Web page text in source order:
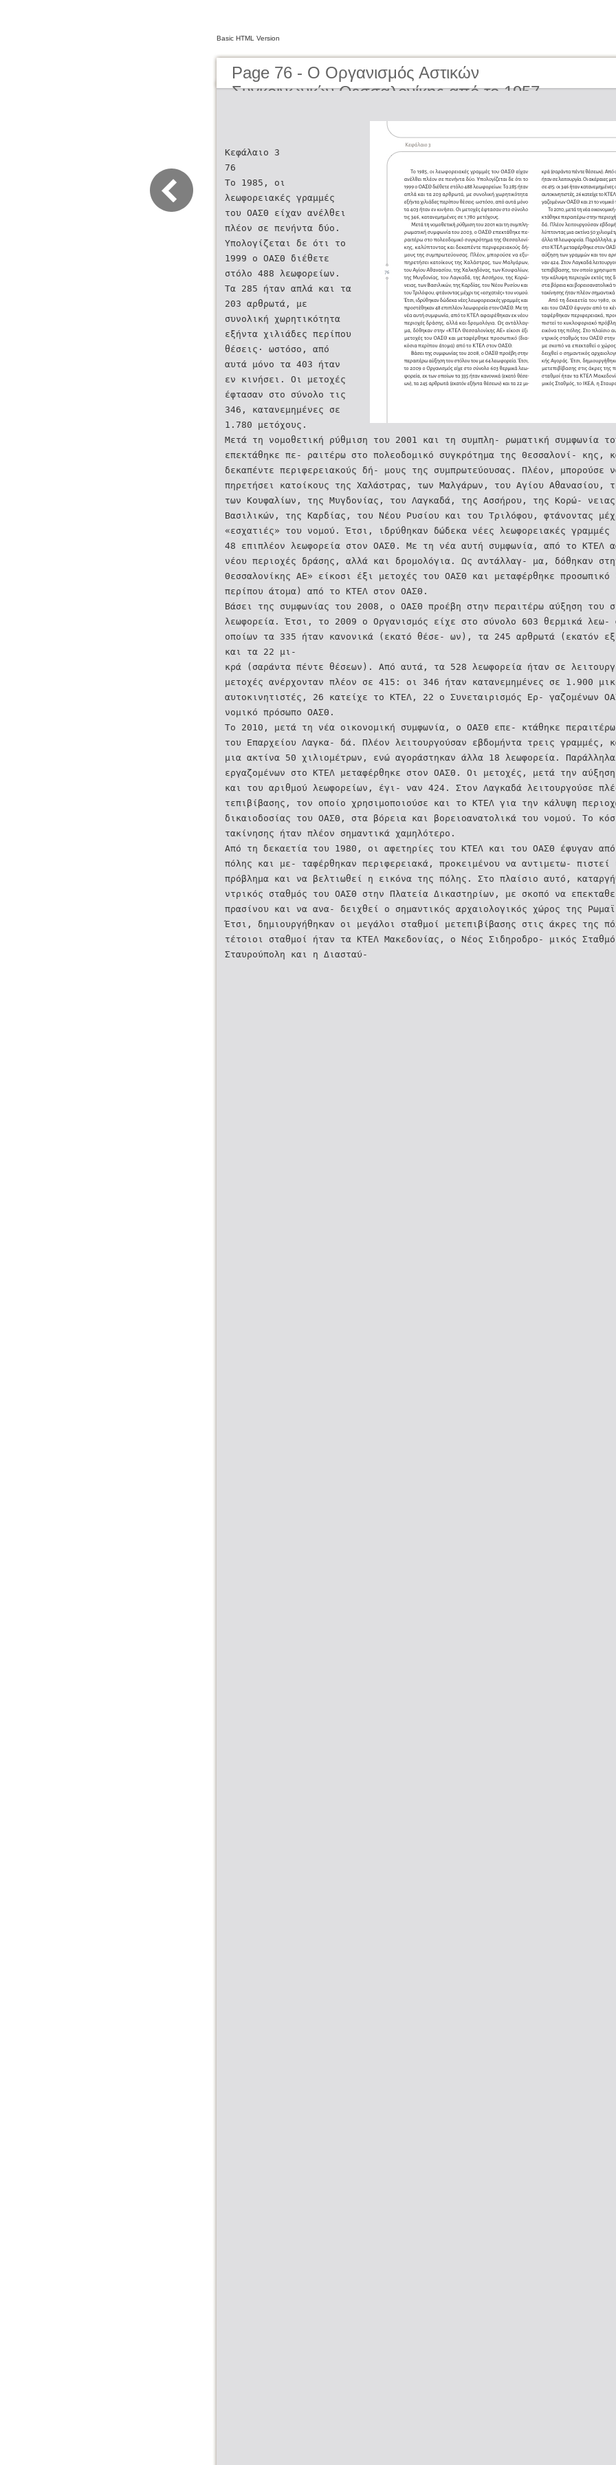
Basic HTML Version
Page 76 - O Οργανισμός Αστικών
Συγκοινωνιών Θεσσαλονίκης από το 1957
Transportation of Thessaloniki from 1957 to the
present day
Κεφάλαιο 3
76
Το 1985, οι
λεωφορειακές γραμμές
του ΟΑΣΘ είχαν ανέλθει
πλέον σε πενήντα δύο.
Υπολογίζεται δε ότι το
1999 ο ΟΑΣΘ διέθετε
στόλο 488 λεωφορείων.
Τα 285 ήταν απλά και τα
203 αρθρωτά, με
συνολική χωρητικότητα
εξήντα χιλιάδες περίπου
θέσεις· ωστόσο, από
αυτά μόνο τα 403 ήταν
εν κινήσει. Οι μετοχές
έφτασαν στο σύνολο τις
346, κατανεμημένες σε
1.780 μετόχους.
Μετά τη νομοθετική ρύθμιση του 2001 και τη συμπλη- ρωματική συμφωνία
επεκτάθηκε πε- ραιτέρω στο πολεοδομικό συγκρότημα της Θεσσαλονί- κης,
δεκαπέντε περιφερειακούς δή- μους της συμπρωτεύουσας. Πλέον, μπορούσε
πηρετήσει κατοίκους της Χαλάστρας, των Μαλγάρων, του Αγίου Αθανασίου,
των Κουφαλίων, της Μυγδονίας, του Λαγκαδά, της Ασσήρου, της Κορώ-
Βασιλικών, της Καρδίας, του Νέου Ρυσίου και του Τριλόφου, φτάνοντας
«εσχατιές» του νομού. Έτσι, ιδρύθηκαν δώδεκα νέες λεωφορειακές γραμμές
48 επιπλέον λεωφορεία στον ΟΑΣΘ. Με τη νέα αυτή συμφωνία, από το ΚΤΕΛ
νέου περιοχές δράσης, αλλά και δρομολόγια. Ως αντάλλαγ- μα, δόθηκαν
Θεσσαλονίκης ΑΕ» είκοσι έξι μετοχές του ΟΑΣΘ και μεταφέρθηκε
περίπου άτομα) από το ΚΤΕΛ στον ΟΑΣΘ.
Βάσει της συμφωνίας του 2008, ο ΟΑΣΘ προέβη στην περαιτέρω αύξηση του
λεωφορεία. Έτσι, το 2009 ο Οργανισμός είχε στο σύνολο 603 θερμικά λεω-
οποίων τα 335 ήταν κανονικά (εκατό θέσε- ων), τα 245 αρθρωτά (εκατόν
και τα 22 μι-
κρά (σαράντα πέντε θέσεων). Από αυτά, τα 528 λεωφορεία ήταν σε
μετοχές ανέρχονταν πλέον σε 415: οι 346 ήταν κατανεμημένες σε 1.900
αυτοκινητιστές, 26 κατείχε το ΚΤΕΛ, 22 ο Συνεταιρισμός Ερ- γαζομένων
νομικό πρόσωπο ΟΑΣΘ.
Το 2010, μετά τη νέα οικονομική συμφωνία, ο ΟΑΣΘ επε- κτάθηκε
του Επαρχείου Λαγκα- δά. Πλέον λειτουργούσαν εβδομήντα τρεις γραμμές,
μια ακτίνα 50 χιλιομέτρων, ενώ αγοράστηκαν άλλα 18 λεωφορεία.
εργαζομένων στο ΚΤΕΛ μεταφέρθηκε στον ΟΑΣΘ. Οι μετοχές, μετά την
και του αριθμού λεωφορείων, έγι- ναν 424. Στον Λαγκαδά λειτουργούσε
τεπιβίβασης, τον οποίο χρησιμοποιούσε και το ΚΤΕΛ για την κάλυψη
δικαιοδοσίας του ΟΑΣΘ, στα βόρεια και βορειοανατολικά του νομού. Το
τακίνησης ήταν πλέον σημαντικά χαμηλότερο.
Από τη δεκαετία του 1980, οι αφετηρίες του ΚΤΕΛ και του ΟΑΣΘ έφυγαν
πόλης και με- ταφέρθηκαν περιφερειακά, προκειμένου να αντιμετω- πιστεί
πρόβλημα και να βελτιωθεί η εικόνα της πόλης. Στο πλαίσιο αυτό,
ντρικός σταθμός του ΟΑΣΘ στην Πλατεία Δικαστηρίων, με σκοπό να
πρασίνου και να ανα- δειχθεί ο σημαντικός αρχαιολογικός χώρος της
Έτσι, δημιουργήθηκαν οι μεγάλοι σταθμοί μετεπιβίβασης στις άκρες της
τέτοιοι σταθμοί ήταν τα ΚΤΕΛ Μακεδονίας, ο Νέος Σιδηροδρο- μικός
Σταυρούπολη και η Διασταύ-